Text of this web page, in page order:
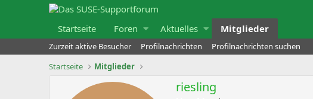
Startseite Foren Aktuelles Mitglieder
Zurzeit aktive Besucher Profilnachrichten
Profilnachrichten suchen
Startseite
Mitglieder
riesling